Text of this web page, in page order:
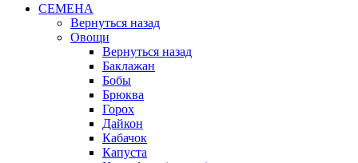
СЕМЕНА
Вернуться назад
Овощи
Вернуться назад
Баклажан
Бобы
Брюква
Горох
Дайкон
Кабачок
Капуста